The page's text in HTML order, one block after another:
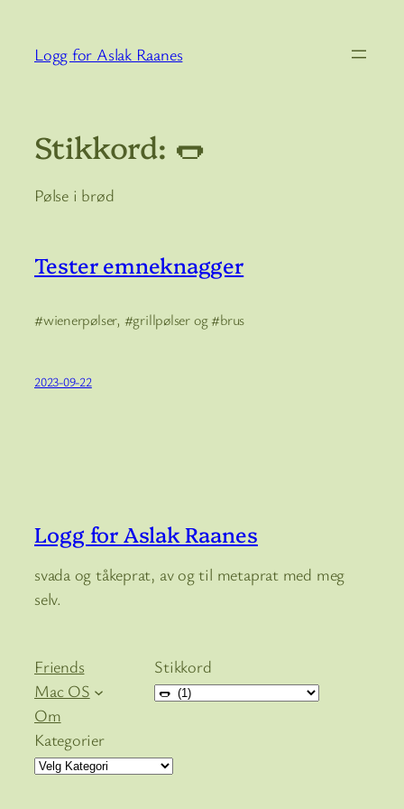
innhold
Logg for Aslak Raanes
Stikkord: 🌭
Pølse i brød
Tester emneknagger
#wienerpølser, #grillpølser og #brus
2023-09-22
Logg for Aslak Raanes
svada og tåkeprat, av og til metaprat med meg
selv.
Friends
Mac OS
Om
Stikkord
Kategorier